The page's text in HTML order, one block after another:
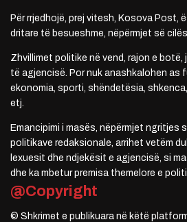
Për rrjedhojë, prej vitesh, Kosova Post,
dritare të besueshme, nëpërmjet së
Zhvillimet politike në vend, rajon e
të agjencisë. Por nuk anashkalohen as
ekonomia, sporti, shëndetësia,
etj.
Emancipimi i masës, nëpërmjet ngritjes
politikave redaksionale, arrihet vetëm
lexuesit dhe ndjekësit e agjencisë, si
dhe ka mbetur premisa themelore e
@Copyright
© Shkrimet e publikuara në këtë